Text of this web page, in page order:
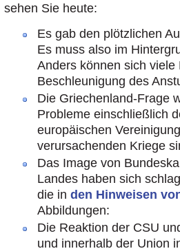
sehen Sie heute:
Es gab den plötzlichen
Es muss also im
Anders können sich
Beschleunigung des
Die Griechenland-Frage
Probleme einschließlich
europäischen
verursachenden Kriege
Das Image von
Landes haben sich
die in den Hinweisen
Abbildungen:
Die Reaktion der CSU
und innerhalb der Union